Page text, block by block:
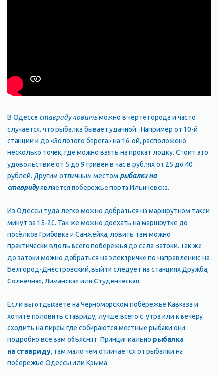
В Одессе ставриду ловитьможно в черте города и часто
случается, что рыбалка бывает удачной. Например от 10-й
станции и до «Золотого берега» на 16-ой, расположено
несколько точек, где можно взять на прокат лодку. Стоит это
удовольствие от 5 до 9 гривен в час в рублях от 25 до 40
рублей. Другим отличным местом рыбалки на
ставридуявляется побережье порта Ильичевска.
Из Одессы туда легко можно добраться на маршрутном такси
минут за 15-20. Так же можно доехать на маршрутке до
посёлков Грибовка и Санжейка, ловить там можно
практически вдоль всего побережья до села Затоки. Так же
до затоки можно добраться на электричке по направлению на
Белгород-Днестровский, выйти следует на станциях Дружба,
Солнечная, Лиманская или Студенческая.
Если вы отдыхаете на Черноморском побережье Кавказа и
хотите половить ставриду, лучше всего с утра или к вечеру
сходить на пирсы где собираются местные рыбаки они
подробно всё вам объяснят. Принципиально рыбалка
на ставриду, там мало чем отличается от рыбалки на
побережье Одессы или Крыма.